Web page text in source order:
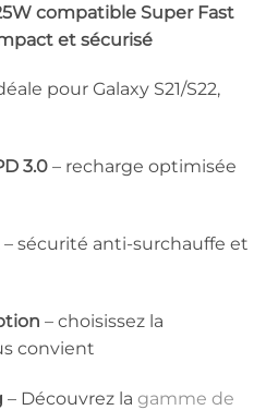
prix :
14.99 €
à
19.99 €
compatible Super Fast
et sécurisé
pour Galaxy S21/S22,
3.0 – recharge optimisée
– sécurité anti-surchauffe et
– choisissez la
convient
– Découvrez lagamme de